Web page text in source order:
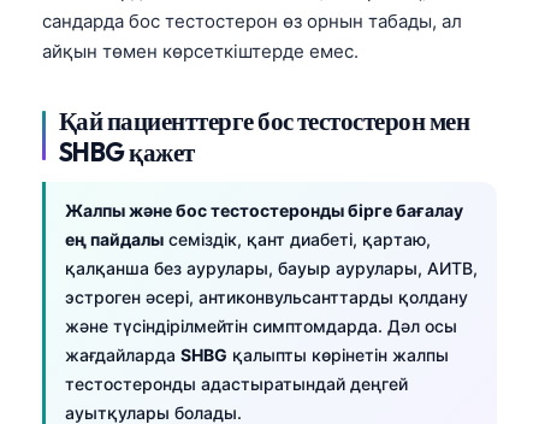
сандарда бос тестостерон өз орнын табады, ал
айқын төмен көрсеткіштерде емес.
Қай пациенттерге бос тестостерон мен
SHBG қажет
Жалпы және бос тестостеронды бірге бағалау
ең пайдалы семіздік, қант диабеті, қартаю,
қалқанша без аурулары, бауыр аурулары, АИТВ,
эстроген әсері, антиконвульсанттарды қолдану
және түсіндірілмейтін симптомдарда. Дәл осы
жағдайларда SHBG қалыпты көрінетін жалпы
тестостеронды адастыратындай деңгей
ауытқулары болады.